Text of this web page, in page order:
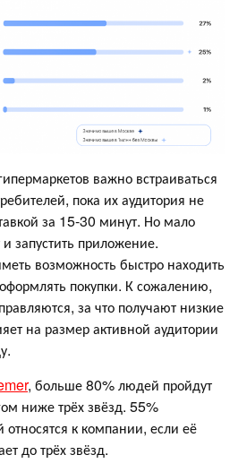
важно встраиваться
пока их аудитория не
за 15-30 минут. Но мало
и запустить приложение.
возможность быстро находить
покупки. К сожалению,
за что получают низкие
на размер активной аудитории
, больше 80% людей пройдут
ниже трёх звёзд. 55%
относятся к компании, если её
до трёх звёзд.